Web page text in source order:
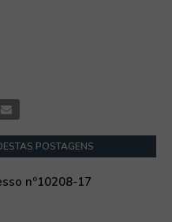
POSTAGENS
nº10208-17